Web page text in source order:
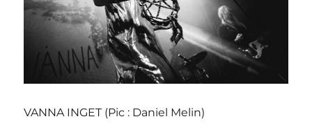
VANNA INGET (Pic : Daniel Melin)